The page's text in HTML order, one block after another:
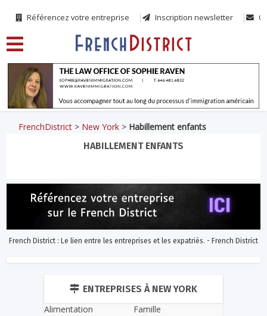
Référencez votre entreprise Inscription newsletter
FrenchDistrict > New York > Habillement enfants
HABILLEMENT ENFANTS
French District : Le lien entre les entreprises et les expatriés. - French District
ENTREPRISES À NEW YORK
Alimentation
Famille